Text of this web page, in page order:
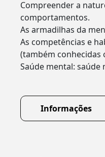
Compreender a
comportamentos.
As armadilhas da
As competências e
(também conhecidas
Saúde mental:
Informações